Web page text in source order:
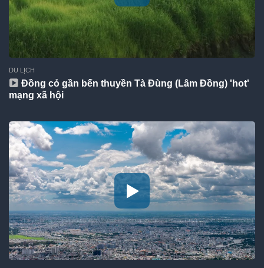
DU LỊCH
Đồng cỏ gần bến thuyền Tà Đùng (Lâm Đồng) 'hot'
mạng xã hội